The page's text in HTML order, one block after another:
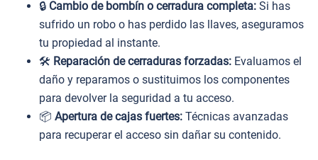
🔒 Cambio de bombín o cerradura completa: Si has
sufrido un robo o has perdido las llaves, aseguramos
tu propiedad al instante.
🛠️ Reparación de cerraduras forzadas: Evaluamos el
daño y reparamos o sustituimos los componentes
para devolver la seguridad a tu acceso.
📦 Apertura de cajas fuertes: Técnicas avanzadas
para recuperar el acceso sin dañar su contenido.